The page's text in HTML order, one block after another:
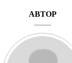
АВТОР